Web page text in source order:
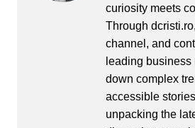
curiosity meets
Through
channel, and
leading
down complex
accessible
unpacking the